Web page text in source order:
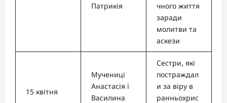
Патрикія
чного життя
заради
молитви та
аскези
15 квітня
Мучениці
Анастасія і
Василина
Сестри, які
постраждал
и за віру в
ранньохрис